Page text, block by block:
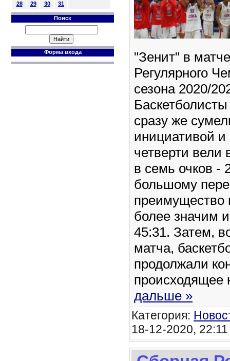
28
29 30 31
Поиск
Форма входа
"Зенит" в
Регулярного
сезона 2020/
сразу же
инициативой
четверти вели
в семь очков -
большому
преимущество
более значим
45:31. Затем,
матча,
продолжали
происходящее
дальше »
Категория:
18-12-2020,